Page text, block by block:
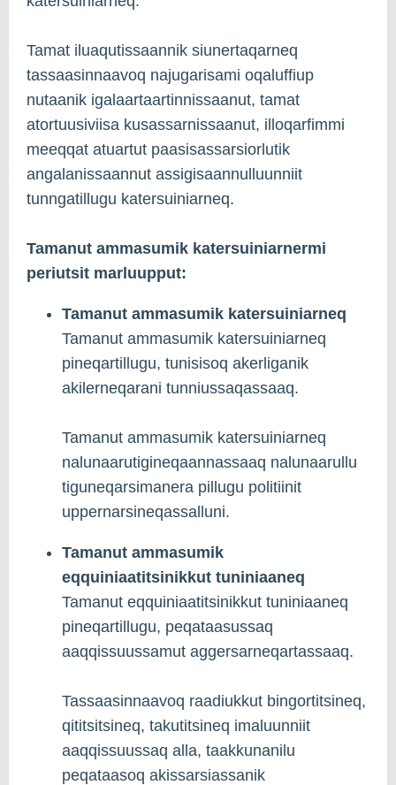
Tamat iluaqutissaannik siunertaqarneq
tassaasinnaavoq najugarisami oqaluffiup
nutaanik igalaartaartinnissaanut, tamat
atortuusiviisa kusassarnissaanut, illoqarfimmi
meeqqat atuartut paasisassarsiorlutik
angalanissaannut assigisaannulluunniit
tunngatillugu katersuiniarneq.
Tamanut ammasumik katersuiniarnermi
periutsit marluupput:
Tamanut ammasumik katersuiniarneq
Tamanut ammasumik katersuiniarneq
pineqartillugu, tunisisoq akerliganik
akilerneqarani tunniussaqassaaq.
Tamanut ammasumik katersuiniarneq
nalunaarutigineqaannassaaq nalunaarullu
tiguneqarsimanera pillugu politiinit
uppernarsineqassalluni.
Tamanut ammasumik
eqquiniaatitsinikkut tuniniaaneq
Tamanut eqquiniaatitsinikkut tuniniaaneq
pineqartillugu, peqataasussaq
aaqqissuussamut aggersarneqartassaaq.
Tassaasinnaavoq raadiukkut bingortitsineq,
qititsitsineq, takutitsineq imaluunniit
aaqqissuussaq alla, taakkunanilu
peqataasoq akissarsiassanik